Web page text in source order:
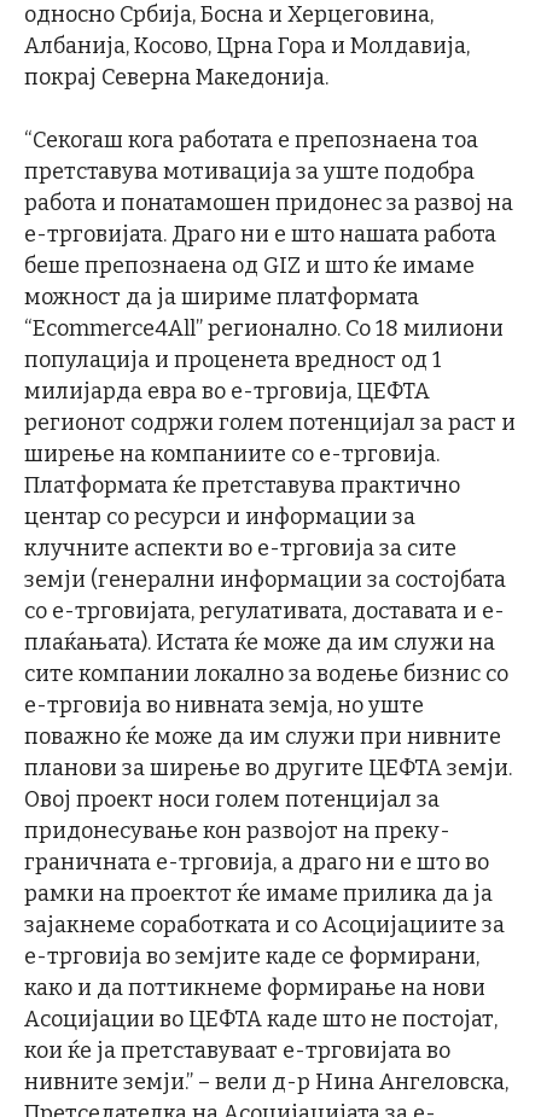
односно Србија, Босна и Херцеговина,
Албанија, Косово, Црна Гора и Молдaвија,
покрај Северна Македонија.
“Секогаш кога работата е препознаена тоа
претставува мотивација за уште подобра
работа и понатамошен придонес за развој на
е-трговијата. Драго ни е што нашата работа
беше препознаена од GIZ и што ќе имаме
можност да ја шириме платформата
“Ecommerce4All” регионално. Со 18 милиони
популација и проценета вредност од 1
милијарда евра во е-трговија, ЦЕФТА
регионот содржи голем потенцијал за раст и
ширење на компаниите со е-трговија.
Платформата ќе претставува практично
центар со ресурси и информации за
клучните аспекти во е-трговија за сите
земји (генерални информации за состојбата
со е-трговијата, регулативата, доставата и е-
плаќањата). Истата ќе може да им служи на
сите компании локално за водење бизнис со
е-трговија во нивната земја, но уште
поважно ќе може да им служи при нивните
планови за ширење во другите ЦЕФТА земји.
Овој проект носи голем потенцијал за
придонесување кон развојот на преку-
граничната е-трговија, а драго ни е што во
рамки на проектот ќе имаме прилика да ја
зајакнеме соработката и со Асоцијациите за
е-трговија во земјите каде се формирани,
како и да поттикнеме формирање на нови
Асоцијации во ЦЕФТА каде што не постојат,
кои ќе ја претставуваат е-трговијата во
нивните земји.” – вели д-р Нина Ангеловска,